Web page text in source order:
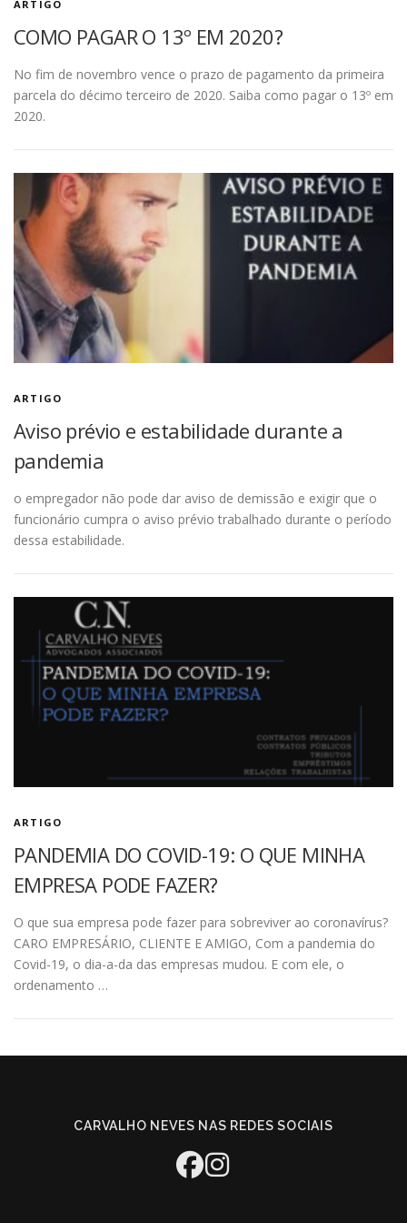
ARTIGO
COMO PAGAR O 13º EM 2020?
No fim de novembro vence o prazo de pagamento da primeira
parcela do décimo terceiro de 2020. Saiba como pagar o 13º em
2020.
ARTIGO
Aviso prévio e estabilidade durante a
pandemia
o empregador não pode dar aviso de demissão e exigir que o
funcionário cumpra o aviso prévio trabalhado durante o período
dessa estabilidade.
ARTIGO
PANDEMIA DO COVID-19: O QUE MINHA
EMPRESA PODE FAZER?
O que sua empresa pode fazer para sobreviver ao coronavírus?
CARO EMPRESÁRIO, CLIENTE E AMIGO, Com a pandemia do
Covid-19, o dia-a-da das empresas mudou. E com ele, o
ordenamento …
CARVALHO NEVES NAS REDES SOCIAIS